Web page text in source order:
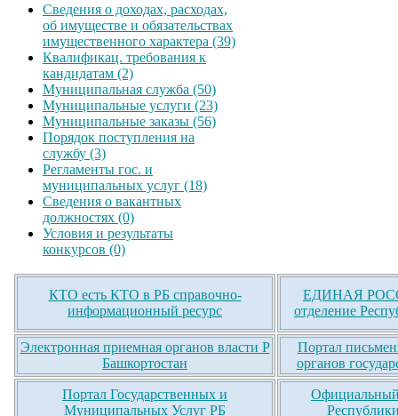
Сведения о доходах, расходах,
об имуществе и обязательствах
имущественного характера (39)
Квалификац. требования к
кандидатам (2)
Муниципальная служба (50)
Муниципальные услуги (23)
Муниципальные заказы (56)
Порядок поступления на
службу (3)
Регламенты гос. и
муниципальных услуг (18)
Сведения о вакантных
должностях (0)
Условия и результаты
конкурсов (0)
КТО есть КТО в РБ справочно-
информационный ресурс
ЕДИНАЯ
отделение
Электронная приемная органов власти Р
Башкортостан
Портал
органов
Портал Государственных и
Муниципальных Услуг РБ
Официальный